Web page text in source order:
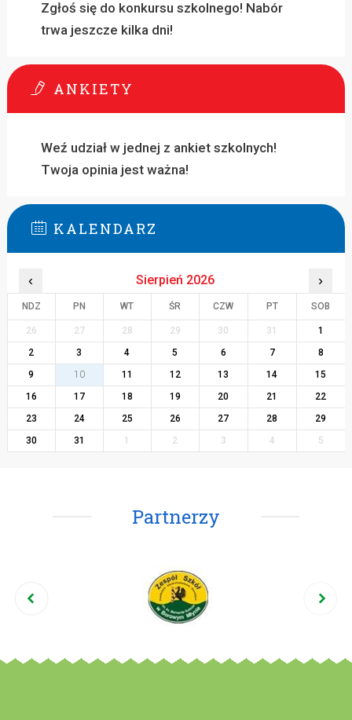
Zgłoś się do konkursu szkolnego! Nabór
trwa jeszcze kilka dni!
ANKIETY
Weź udział w jednej z ankiet szkolnych!
Twoja opinia jest ważna!
KALENDARZ
‹ Sierpień 2026 ›
NDZ PN WT ŚR CZW PT SOB
26 27 28 29 30 31
1
2
3 4 5 6 7
8
9
10 11 12 13 14
15
16
17 18 19 20 21
22
23
24 25 26 27 28
29
30
31 1 2 3 4 5
Partnerzy